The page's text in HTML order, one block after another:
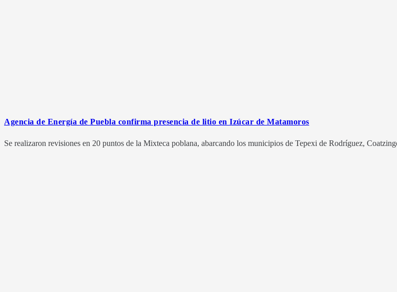
Agencia de Energía de Puebla confirma presencia de litio en Izúcar de Matamoros
Se realizaron revisiones en 20 puntos de la Mixteca poblana, abarcando los municipios de Tepexi de Rodríguez,